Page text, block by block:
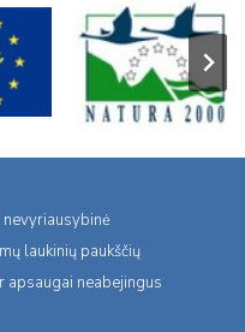
laukinių paukščių
neabejingus